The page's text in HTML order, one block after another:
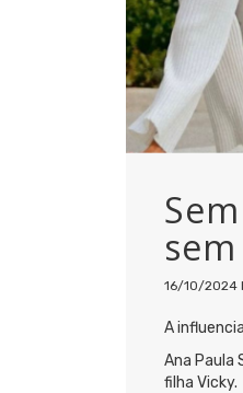
16/10/2024
A
Ana Paula
filha Vicky.